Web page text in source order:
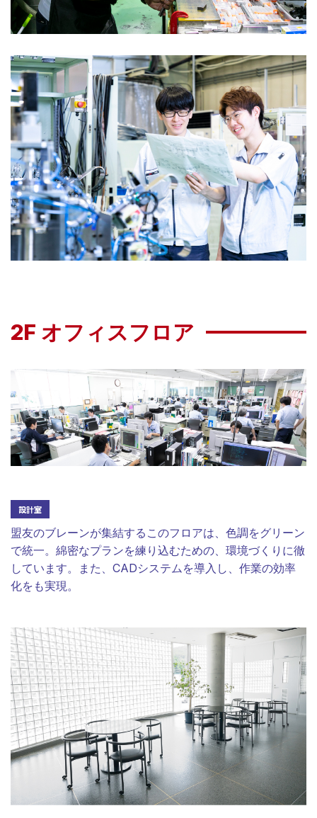
2F オフィスフロア
設計室
盟友のブレーンが集結するこのフロアは、色調をグリーン
で統一。綿密なプランを練り込むための、環境づくりに徹
しています。また、CADシステムを導入し、作業の効率
化をも実現。